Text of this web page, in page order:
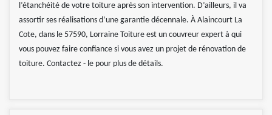
l’étanchéité de votre toiture après son intervention. D’ailleurs, il va
assortir ses réalisations d’une garantie décennale. À Alaincourt La
Cote, dans le 57590, Lorraine Toiture est un couvreur expert à qui
vous pouvez faire confiance si vous avez un projet de rénovation de
toiture. Contactez - le pour plus de détails.